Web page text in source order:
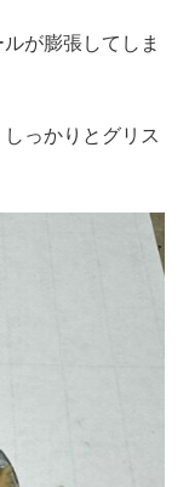
が膨張してしま
っかりとグリス